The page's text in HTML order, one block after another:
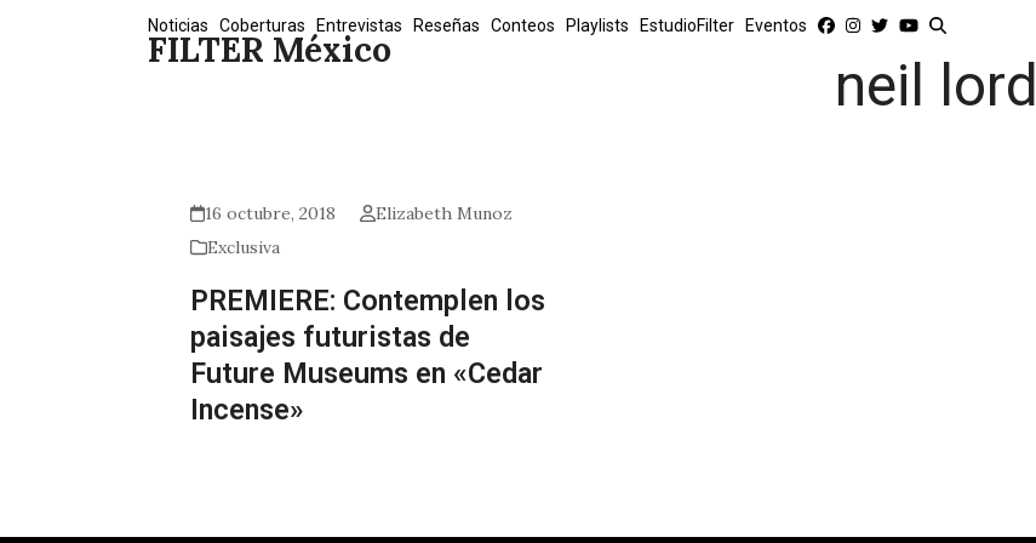
FILTER México
Noticias Coberturas Entrevistas Reseñas Conteos Playlists EstudioFilter Eventos
neil lord
16 octubre, 2018
Elizabeth Munoz
Exclusiva
PREMIERE: Contemplen los
paisajes futuristas de
Future Museums en «Cedar
Incense»